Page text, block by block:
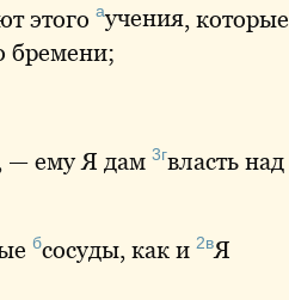
этого аучения , которые
бремени;
— ему Я дам 3гвласть над
бсосуды, как и 2вЯ